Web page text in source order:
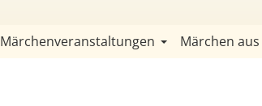
Märchenveranstaltungen Märchen